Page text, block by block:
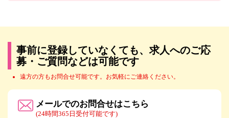
事前に登録していなくても、求人へのご応
募・ご質問などは可能です
遠方の方もお問合せ可能です。お気軽にご連絡ください。
メールでのお問合せはこちら
(24時間365日受付可能です)